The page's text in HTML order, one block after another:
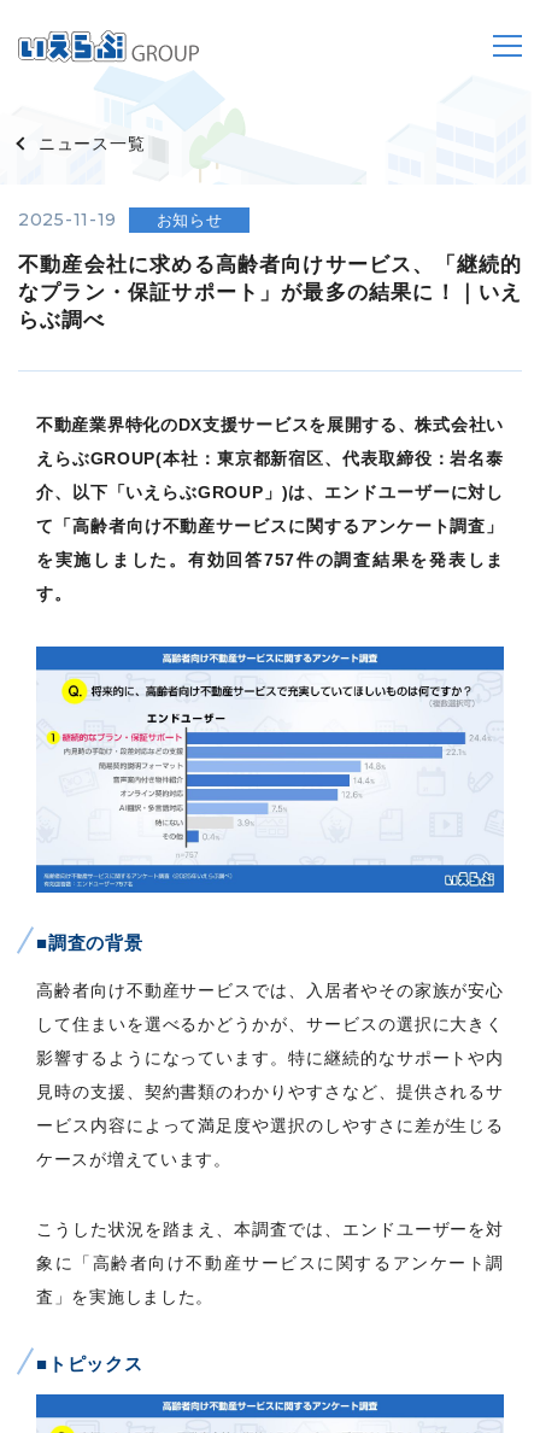
ニュース一覧
2025-11-19 お知らせ
不動産会社に求める高齢者向けサービス、「継続的
なプラン・保証サポート」が最多の結果に！｜いえ
らぶ調べ
不動産業界特化のDX支援サービスを展開する、株式会社い
えらぶGROUP(本社：東京都新宿区、代表取締役：岩名泰
介、以下「いえらぶGROUP」)は、エンドユーザーに対し
て「高齢者向け不動産サービスに関するアンケート調査」
を実施しました。有効回答757件の調査結果を発表しま
す。
■調査の背景
高齢者向け不動産サービスでは、入居者やその家族が安心
して住まいを選べるかどうかが、サービスの選択に大きく
影響するようになっています。特に継続的なサポートや内
見時の支援、契約書類のわかりやすさなど、提供されるサ
ービス内容によって満足度や選択のしやすさに差が生じる
ケースが増えています。
こうした状況を踏まえ、本調査では、エンドユーザーを対
象に「高齢者向け不動産サービスに関するアンケート調
査」を実施しました。
■トピックス